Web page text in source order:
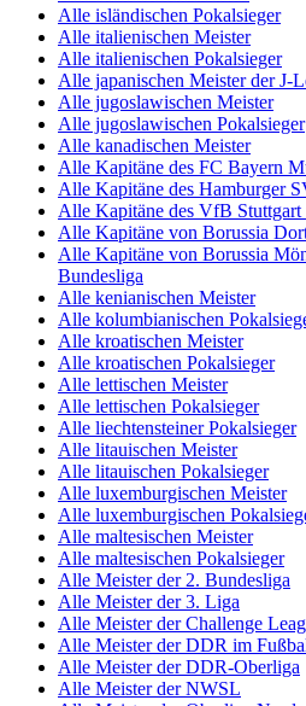
Alle isländischen Pokalsieger
Alle italienischen Meister
Alle italienischen Pokalsieger
Alle japanischen Meister der J-
Alle jugoslawischen Meister
Alle jugoslawischen Pokalsieger
Alle kanadischen Meister
Alle Kapitäne des FC Bayern
Alle Kapitäne des Hamburger
Alle Kapitäne des VfB Stuttgart
Alle Kapitäne von Borussia
Alle Kapitäne von Borussia
Bundesliga
Alle kenianischen Meister
Alle kolumbianischen
Alle kroatischen Meister
Alle kroatischen Pokalsieger
Alle lettischen Meister
Alle lettischen Pokalsieger
Alle liechtensteiner Pokalsieger
Alle litauischen Meister
Alle litauischen Pokalsieger
Alle luxemburgischen Meister
Alle luxemburgischen
Alle maltesischen Meister
Alle maltesischen Pokalsieger
Alle Meister der 2. Bundesliga
Alle Meister der 3. Liga
Alle Meister der Challenge
Alle Meister der DDR im
Alle Meister der DDR-Oberliga
Alle Meister der NWSL